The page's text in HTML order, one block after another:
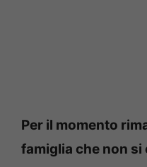
Per il momento
famiglia che non